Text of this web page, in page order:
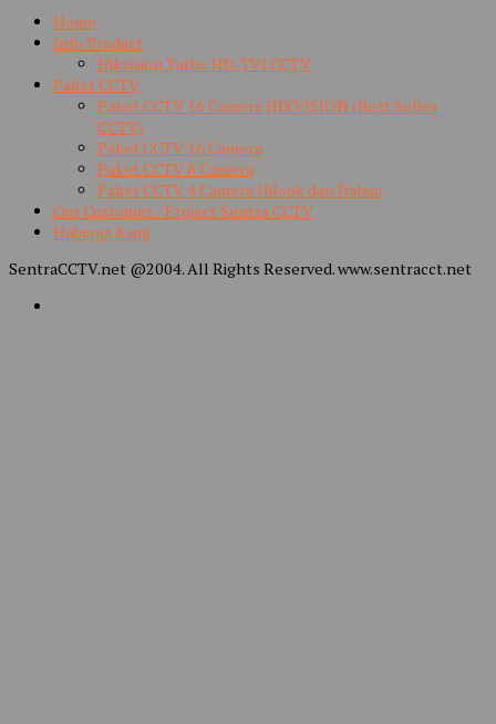
Home
Info Product
Hikvision Turbo HD-TVI CCTV
Paket CCTV
Paket CCTV 16 Camera HIKVISION (Best Seller
CCTV)
Paket CCTV 16 Camera
Paket CCTV 8 Camera
Paket CCTV 4 Camera Hilook dan Dahua
Our Customer / Project Sentra CCTV
Hubungi Kami
SentraCCTV.net @2004. All Rights Reserved. www.sentracct.net